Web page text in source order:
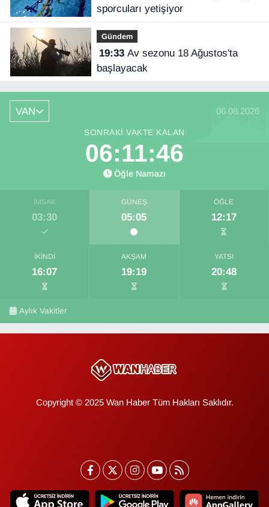
sporcuları yetişiyor
Gündem
19:33Av sezonu 18 Ağustos'ta
başlayacak
VAN 06.08.2026
SONRAKI VAKTE KALAN
06:11:46
Öğle Namazı
İMSAK
03:30
GÜNEŞ
05:05
ÖĞLE
12:17
İKINDI
16:07
AKŞAM
19:19
YATSI
20:48
Aylık Vakitler
Copyright © 2025 Wan Haber Tüm Hakları Saklıdır.